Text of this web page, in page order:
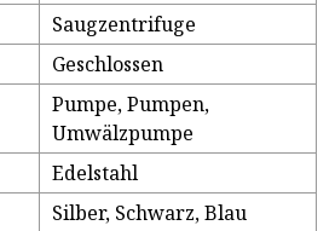
Saugzentrifuge
Geschlossen
Pumpe, Pumpen,
Umwälzpumpe
Edelstahl
Silber, Schwarz, Blau